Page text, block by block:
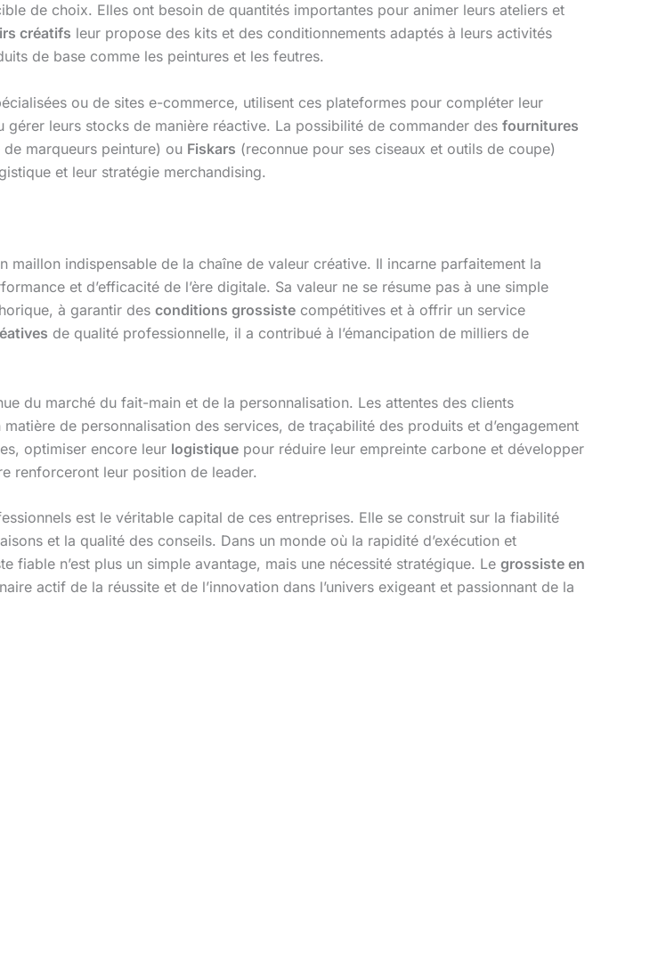
de choix. Elles ont besoin de quantités importantes pour animer leurs ateliers et
créatifs leur propose des kits et des conditionnements adaptés à leurs activités
de base comme les peintures et les feutres.
ou de sites e-commerce, utilisent ces plateformes pour compléter leur
leurs stocks de manière réactive. La possibilité de commander des fournitures
marqueurs peinture) ou Fiskars (reconnue pour ses ciseaux et outils de coupe)
et leur stratégie merchandising.
maillon indispensable de la chaîne de valeur créative. Il incarne parfaitement la
et d’efficacité de l’ère digitale. Sa valeur ne se résume pas à une simple
à garantir des conditions grossiste compétitives et à offrir un service
de qualité professionnelle, il a contribué à l’émancipation de milliers de
du marché du fait-main et de la personnalisation. Les attentes des clients
de personnalisation des services, de traçabilité des produits et d’engagement
optimiser encore leur logistique pour réduire leur empreinte carbone et développer
renforceront leur position de leader.
est le véritable capital de ces entreprises. Elle se construit sur la fiabilité
et la qualité des conseils. Dans un monde où la rapidité d’exécution et
fiable n’est plus un simple avantage, mais une nécessité stratégique. Le grossiste en
actif de la réussite et de l’innovation dans l’univers exigeant et passionnant de la